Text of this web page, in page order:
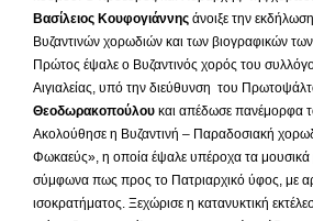
Βασίλειος Κουφογιάννης άνοιξε την
Βυζαντινών χορωδιών και των βιογραφικών
Πρώτος έψαλε ο Βυζαντινός χορός του
Αιγιαλείας, υπό την διεύθυνση του
Θεοδωρακοπούλου και απέδωσε πανέμορφα
Ακολούθησε η Βυζαντινή – Παραδοσιακή
Φωκαεύς», η οποία έψαλε υπέροχα τα
σύμφωνα πως προς το Πατριαρχικό ύφος, με
ισοκρατήματος. Ξεχώρισε η κατανυκτική